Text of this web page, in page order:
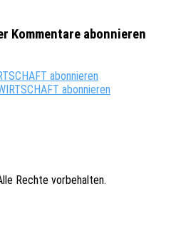
Kommentare abonnieren
Rechte vorbehalten.